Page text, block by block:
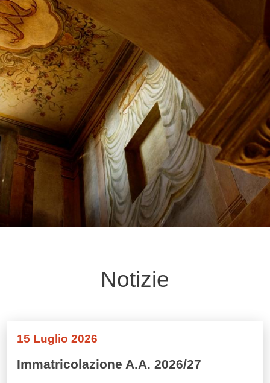
Notizie
15 Luglio 2026
Immatricolazione A.A. 2026/27